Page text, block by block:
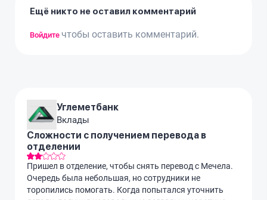
Ещё никто не оставил комментарий
Войдите чтобы оставить комментарий.
Углеметбанк
Вклады
Сложности с получением перевода в
отделении
Пришел в отделение, чтобы снять перевод с Мечела.
Очередь была небольшая, но сотрудники не
торопились помогать. Когда попытался уточнить